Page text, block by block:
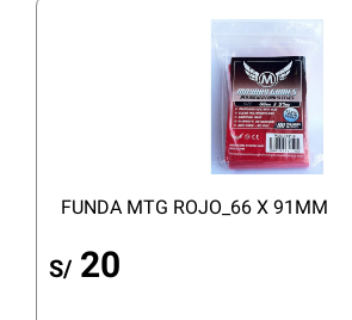
FUNDA MTG ROJO_66 X 91MM
S/ 20